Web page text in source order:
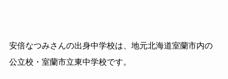
安倍なつみさんの出身中学校は、地元北海道室蘭市内の
公立校・室蘭市立東中学校です。